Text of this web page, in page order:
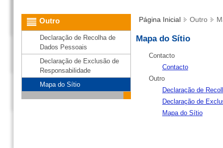
Outro
Declaração de Recolha de
Dados Pessoais
Declaração de Exclusão de
Responsabilidade
Mapa do Sítio
Página Inicial Outro
Mapa do Sítio
Contacto
Contacto
Outro
Declaração de
Declaração de
Mapa do Sítio